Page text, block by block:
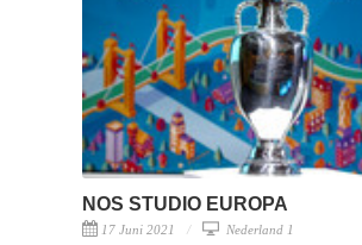
NOS STUDIO EUROPA
17 Juni 2021 Nederland 1